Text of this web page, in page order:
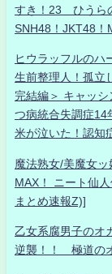
すき！23 ひうら
SNH48！JKT48！
ヒウラッフルのハ
生前整理人！孤立
完結編＞ キャッ
つ病統合失調症14
米が泣いた！認知
魔法熟女/美魔女
MAX！ ニート仙
まとめ速報Z)]
乙女系腐男子のオ
逆襲！！ 極道の